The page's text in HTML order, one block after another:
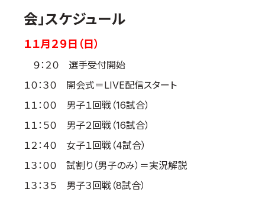
青少年部・保護者の方へ
取材のお申し込み
本サイトについて
プライバシーポリシー
サイトマップ
会」スケジュール
１１月２９日（日）
９：２０ 選手受付開始
１０：３０ 開会式＝LIVE配信スタート
１１：００ 男子１回戦（16試合）
１１：５０ 男子２回戦（16試合）
１２：４０ 女子１回戦（4試合）
１３：００ 試割り（男子のみ）＝実況解説
１３：３５ 男子３回戦（8試合）